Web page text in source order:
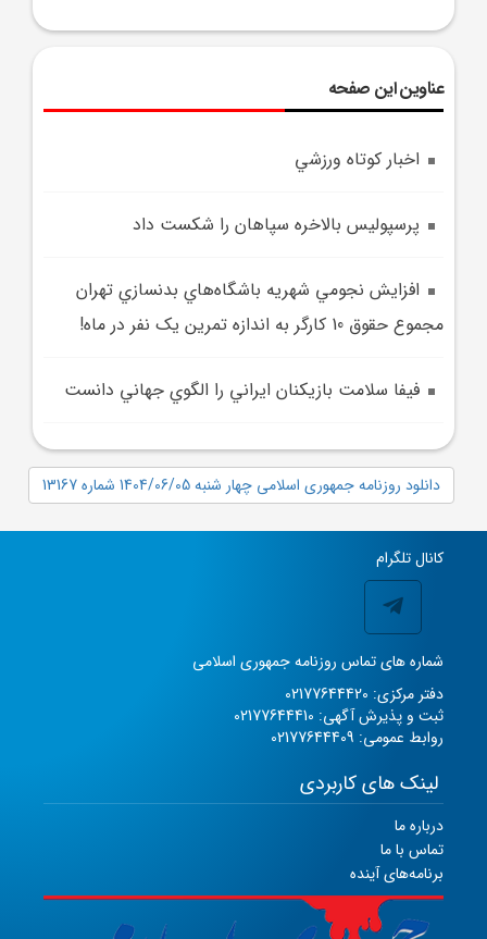
عناوین این صفحه
اخبار کوتاه ورزشي
پرسپوليس بالاخره سپاهان را شکست داد
افزايش نجومي شهريه باشگاه‌هاي بدنسازي تهران
مجموع حقوق 10 کارگر به اندازه تمرين يک نفر در ماه!
فيفا سلامت بازيکنان ايراني را الگوي جهاني دانست
دانلود روزنامه جمهوری اسلامی چهار شنبه 1404/06/05 شماره 13167
کانال تلگرام
شماره های تماس روزنامه جمهوری اسلامی
دفتر مرکزی: 02177644420
ثبت و پذیرش آگهی: 02177644410
روابط عمومی: 02177644409
لینک های کاربردی
درباره ما
تماس با ما
برنامه‌های آینده